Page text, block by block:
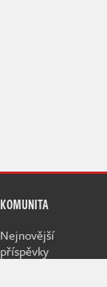
KOMUNITA
Nejnovější
příspěvky